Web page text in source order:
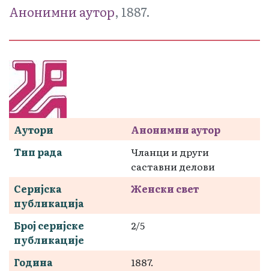
Анонимни аутор, 1887.
Аутори
Анонимни аутор
Тип рада
Чланци и други
саставни делови
Серијска
публикација
Женски свет
Број серијске
публикације
2/5
Година
1887.